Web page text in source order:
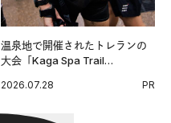
温泉地で開催されたトレランの
大会「Kaga Spa Trail
戦を夢見るランナーたちの奮闘
2026.07.28 PR